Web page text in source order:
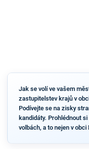
Jak se volí ve vašem
zastupitelstev krajů v
Podívejte se na zisky
kandidáty. Prohlédnout
volbách, a to nejen v obci